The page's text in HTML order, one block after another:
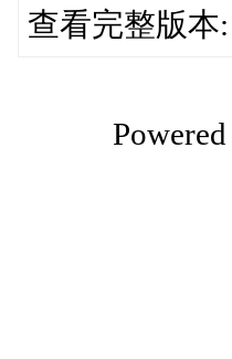
查看完整版本: